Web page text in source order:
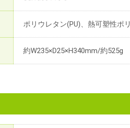
ポリウレタン(PU)、熱可塑性ポ
約W235×D25×H340mm/約525g